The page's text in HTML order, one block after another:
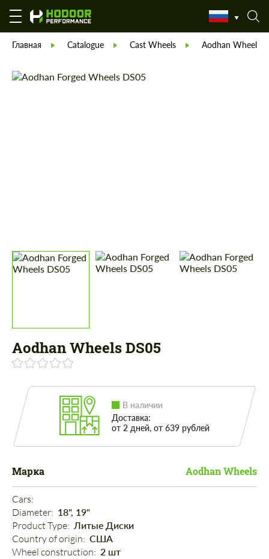
Главная Catalogue Cast Wheels Aodhan Wheels
Aodhan Wheels DS05
В наличии
Доставка:
от 2 дней, от 639 рублей
Марка Aodhan Wheels
Cars:
Diameter: 18", 19"
Product Type: Литые Диски
Country of origin: США
Wheel construction: 2 шт